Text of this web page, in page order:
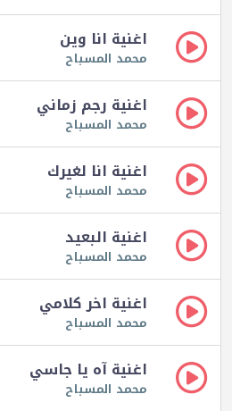
اغنية انا وين
محمد المسباح
اغنية رجم زماني
محمد المسباح
اغنية انا لغيرك
محمد المسباح
اغنية البعيد
محمد المسباح
اغنية اخر كلامي
محمد المسباح
اغنية آه يا جاسي
محمد المسباح